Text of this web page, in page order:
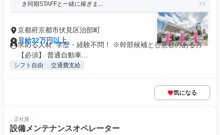
き同期STAFFと一緒に稼ぎま...
京都府京都市伏見区治部町
月給32万円以上
求める人材: 学歴・経験不問！ ※幹部候補とし意欲のある方
【必須】 普通自動車...
シフト自由 交通費支給
気になる
正社員
設備メンテナンスオペレーター